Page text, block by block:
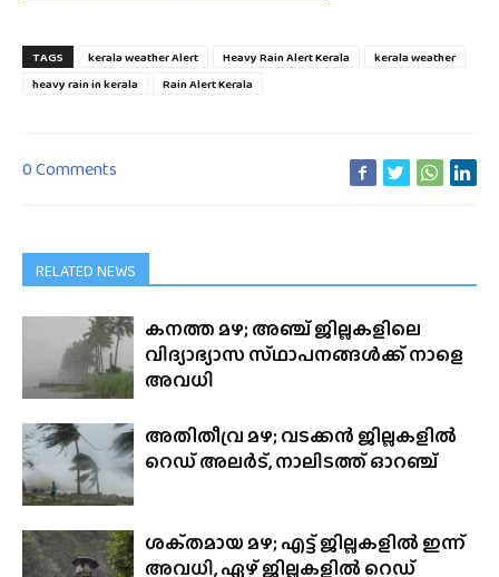
TAGS kerala weather Alert Heavy Rain Alert Kerala
kerala weather
heavy rain in kerala
Rain Alert Kerala
0 Comments
RELATED NEWS
കനത്ത മഴ; അഞ്ച് ജില്ലകളിലെ
വിദ്യാഭ്യാസ സ്‌ഥാപനങ്ങൾക്ക്‌ നാളെ
അവധി
അതിതീവ്ര മഴ; വടക്കൻ ജില്ലകളിൽ
റെഡ് അലർട്, നാലിടത്ത് ഓറഞ്ച്
ശക്‌തമായ മഴ; എട്ട് ജില്ലകളിൽ ഇന്ന്
അവധി, ഏഴ് ജില്ലകളിൽ റെഡ്